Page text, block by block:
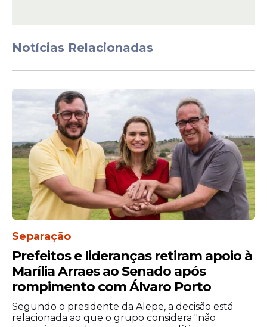
Notícias Relacionadas
Separação
Prefeitos e lideranças retiram apoio à
Marília Arraes ao Senado após
rompimento com Álvaro Porto
Segundo o presidente da Alepe, a decisão está
relacionada ao que o grupo considera "não